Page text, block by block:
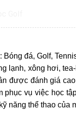
đá, Golf,
lạnh, xông hơi,
được đánh giá
vụ việc học
năng thể thao của